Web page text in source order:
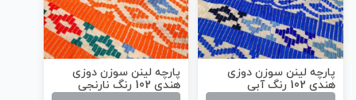
پارچه لینن سوزن دوزی
هندی 102 رنگ آبی
پارچه لینن سوزن دوزی
هندی 102 رنگ نارنجی